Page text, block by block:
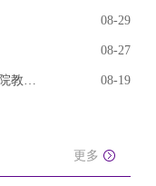
08-29
08-27
传递关爱，健康先行—山东圣翰财贸职业学院教职工 08-19
更多